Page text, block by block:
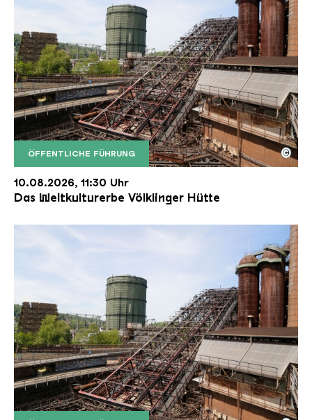
ÖFFENTLICHE FÜHRUNG
Der Erzschrägaufzug der Völklinger Hütte mit
Copyright: Weltkulturerbe Völklinger Hütte | Karl
©
10.08.2026, 11:30 Uhr
Das Weltkulturerbe Völklinger Hütte